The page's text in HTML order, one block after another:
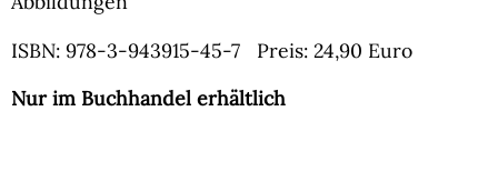
ISBN: 978-3-943915-45-7 Preis: 24,90 Euro
Nur im Buchhandel erhältlich